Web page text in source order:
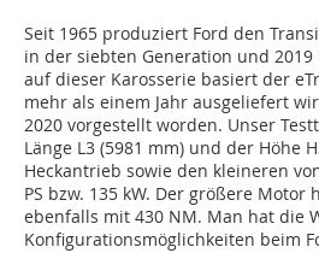
Seit 1965 produziert Ford den
in der siebten Generation und 2019
auf dieser Karosserie basiert der
mehr als einem Jahr ausgeliefert
2020 vorgestellt worden. Unser
Länge L3 (5981 mm) und der Höhe
Heckantrieb sowie den kleineren
PS bzw. 135 kW. Der größere Motor
ebenfalls mit 430 NM. Man hat die
Konfigurationsmöglichkeiten beim